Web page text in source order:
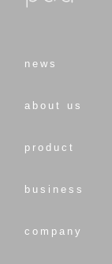
news
about us
product
business
company